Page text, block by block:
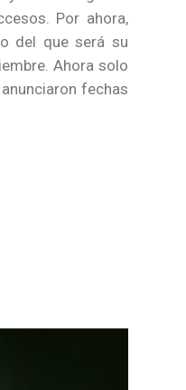
Por ahora,
del que será su
Ahora solo
fechas